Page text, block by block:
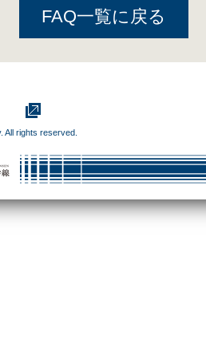
FAQ一覧に戻る
All rights reserved.